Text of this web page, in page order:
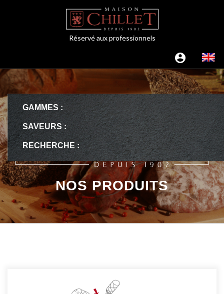
Réservé aux professionnels
GAMMES :
SAVEURS :
RECHERCHE :
NOS PRODUITS